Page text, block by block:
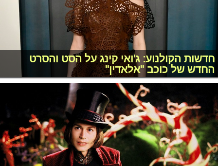
חדשות הקולנוע: ג'ואי קינג על הסט והסרט
החדש של כוכב "אלאדין"